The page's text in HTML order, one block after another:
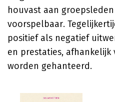
houvast aan
voorspelbaar.
positief als negatief
en prestaties, afhankelijk
worden gehanteerd.